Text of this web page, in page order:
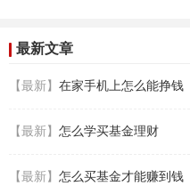
最新文章
【最新】 在家手机上怎么能挣钱
【最新】 怎么学买基金理财
【最新】 怎么买基金才能赚到钱